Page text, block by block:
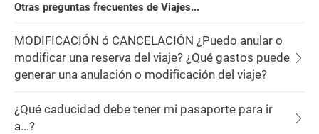
Otras preguntas frecuentes de Viajes...
MODIFICACIÓN ó CANCELACIÓN ¿Puedo anular o
modificar una reserva del viaje? ¿Qué gastos puede
generar una anulación o modificación del viaje?
¿Qué caducidad debe tener mi pasaporte para ir
a...?